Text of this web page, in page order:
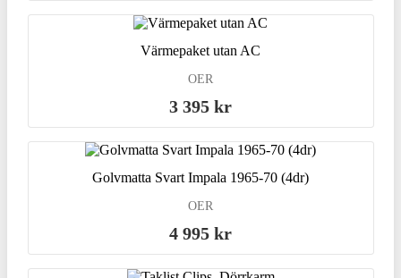
Värmepaket utan AC
OER
3 395 kr
Golvmatta Svart Impala 1965-70 (4dr)
OER
4 995 kr